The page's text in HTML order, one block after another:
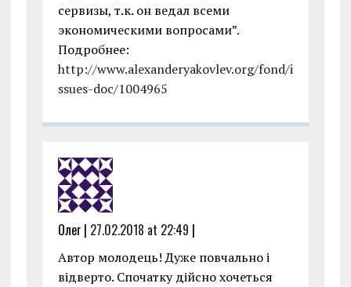
сервизы, т.к. он ведал всеми
экономическими вопросами”.
Подробнее:
http://www.alexanderyakovlev.org/fond/i
ssues-doc/1004965
Олег | 27.02.2018 at 22:49 |
Автор молодець! Дуже повчально і
відверто. Спочатку дійсно хочеться